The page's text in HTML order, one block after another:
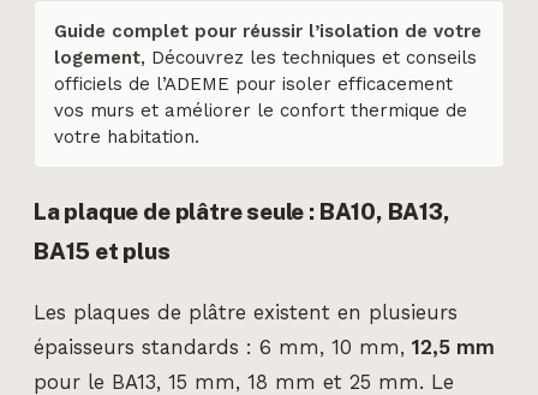
Guide complet pour réussir l’isolation de votre
logement, Découvrez les techniques et conseils
officiels de l’ADEME pour isoler efficacement
vos murs et améliorer le confort thermique de
votre habitation.
La plaque de plâtre seule : BA10, BA13,
BA15 et plus
Les plaques de plâtre existent en plusieurs
épaisseurs standards : 6 mm, 10 mm, 12,5 mm
pour le BA13, 15 mm, 18 mm et 25 mm. Le